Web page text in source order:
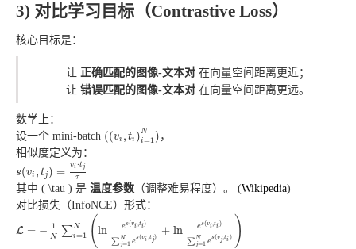
3) 对比学习目标（Contrastive Loss）
核心目标是：
让 正确匹配的图像-文本对 在向量空间距离更近；
让 错误匹配的图像-文本对 在向量空间距离更远。
数学上：
设一个 mini-batch ((vi , ti )N
i=1)
( v i =1 N
，
相似度定义为：
s(vi , tj ) =
vi ⋅tj
τ
s( v ,tj)= vi jτ
其中 ( \tau ) 是 温度参数 （调整难易程度）。 (Wikipedia)
对比损失（InfoNCE）形式：
L = − 1
N ∑N
i=1 (ln es(vi ,ti)
∑N
j=1 e
s(vi ,tj) + ln es(vi,ti)
∑N
j=1 e
s(vj,ti) )
L= 1N∑ i 1 e i )∑ j = ti